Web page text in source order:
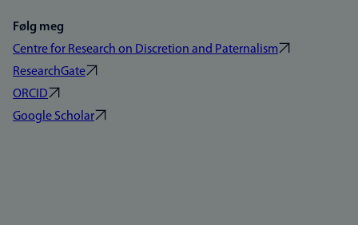
Følg meg
Centre for Research on Discretion and Paternalism
ResearchGate
ORCID
Google Scholar